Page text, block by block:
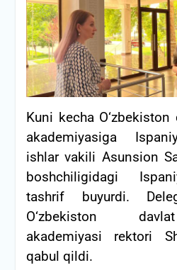
Kuni kecha
akademiyasiga
ishlar vakili Asunsion
boshchiligidagi
tashrif buyurdi.
O‘zbekiston
akademiyasi rektori
qabul qildi.